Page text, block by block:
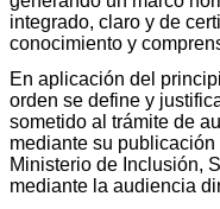
integrado, claro y de
conocimiento y
En aplicación del
orden se define y
sometido al trámite de
mediante su publicación
Ministerio de Inclusión,
mediante la audiencia